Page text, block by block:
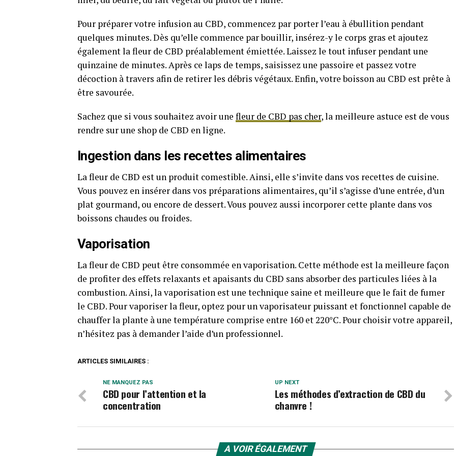
Pour préparer votre infusion au CBD, commencez par porter l’eau à ébullition pendant
quelques minutes. Dès qu’elle commence par bouillir, insérez-y le corps gras et ajoutez
également la fleur de CBD préalablement émiettée. Laissez le tout infuser pendant une
quinzaine de minutes. Après ce laps de temps, saisissez une passoire et passez votre
décoction à travers afin de retirer les débris végétaux. Enfin, votre boisson au CBD est prête à
être savourée.
Sachez que si vous souhaitez avoir une fleur de CBD pas cher, la meilleure astuce est de vous
rendre sur une shop de CBD en ligne.
Ingestion dans les recettes alimentaires
La fleur de CBD est un produit comestible. Ainsi, elle s’invite dans vos recettes de cuisine.
Vous pouvez en insérer dans vos préparations alimentaires, qu’il s’agisse d’une entrée, d’un
plat gourmand, ou encore de dessert. Vous pouvez aussi incorporer cette plante dans vos
boissons chaudes ou froides.
Vaporisation
La fleur de CBD peut être consommée en vaporisation. Cette méthode est la meilleure façon
de profiter des effets relaxants et apaisants du CBD sans absorber des particules liées à la
combustion. Ainsi, la vaporisation est une technique saine et meilleure que le fait de fumer
le CBD. Pour vaporiser la fleur, optez pour un vaporisateur puissant et fonctionnel capable de
chauffer la plante à une température comprise entre 160 et 220°C. Pour choisir votre appareil,
n’hésitez pas à demander l’aide d’un professionnel.
ARTICLES SIMILAIRES :
UP NEXT
Les méthodes d’extraction de CBD du
chanvre !
NE MANQUEZ PAS
CBD pour l’attention et la
concentration
A VOIR ÉGALEMENT